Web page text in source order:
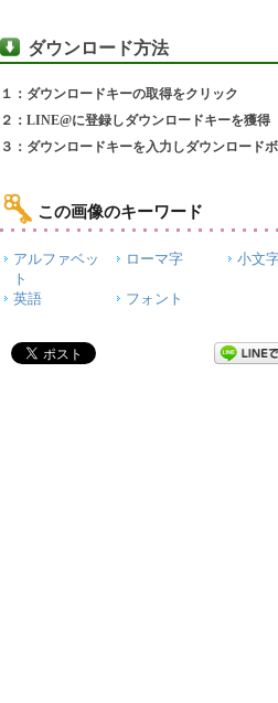
ダウンロード方法
１：ダウンロードキーの取得をクリック
２：LINE@に登録しダウンロードキーを獲得
３：ダウンロードキーを入力しダウンロード
この画像のキーワード
アルファベッ
ト
ローマ字 小文
英語 フォント